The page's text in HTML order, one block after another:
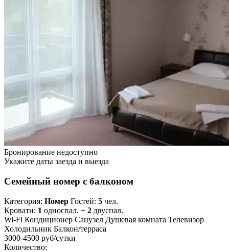
Бронирование недоступно
Укажите даты заезда и выезда
Семейный номер с балконом
Категория: Номер Гостей: 5 чел.
Кровати: 1 односпал. + 2 двуспал.
Wi-Fi Кондиционер Санузел Душевая комната Телевизор
Холодильник Балкон/терраса
3000-4500 руб/сутки
Количество: